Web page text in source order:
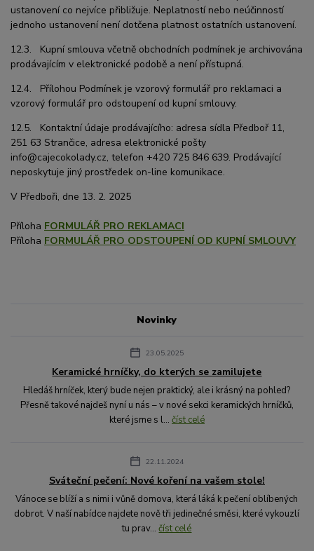
Novinky
23.05.2025
Keramické hrníčky, do kterých se zamilujete
Hledáš hrníček, který bude nejen praktický, ale i krásný na pohled?
Přesně takové najdeš nyní u nás – v nové sekci keramických hrníčků,
které jsme s l... číst celé
22.11.2024
Sváteční pečení: Nové koření na vašem stole!
Vánoce se blíží a s nimi i vůně domova, která láká k pečení oblíbených
dobrot. V naší nabídce najdete nově tři jedinečné směsi, které vykouzlí
tu prav...číst celé
ustanovení co nejvíce přibližuje. Neplatností nebo neúčinností
jednoho ustanovení není dotčena platnost ostatních ustanovení.
12.3. Kupní smlouva včetně obchodních podmínek je archivována
prodávajícím v elektronické podobě a není přístupná.
12.4. Přílohou Podmínek je vzorový formulář pro reklamaci a
vzorový formulář pro odstoupení od kupní smlouvy.
12.5. Kontaktní údaje prodávajícího: adresa sídla Předboř 11,
251 63 Strančice, adresa elektronické pošty
info@cajecokolady.cz, telefon +420 725 846 639. Prodávající
neposkytuje jiný prostředek on-line komunikace.
V Předboři, dne 13. 2. 2025
Příloha FORMULÁŘ PRO REKLAMACI
Příloha FORMULÁŘ PRO ODSTOUPENÍ OD KUPNÍ SMLOUVY